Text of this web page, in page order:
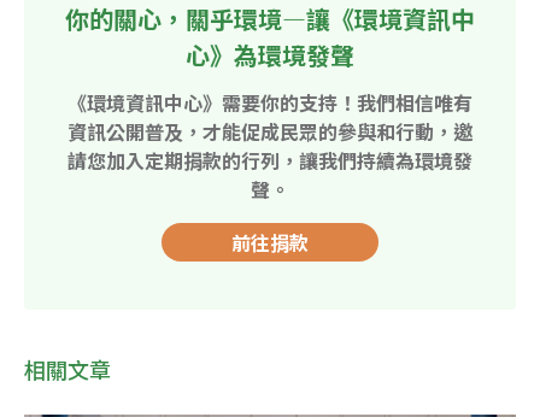
你的關心，關乎環境—讓《環境資訊中
心》為環境發聲
《環境資訊中心》需要你的支持！我們相信唯有
資訊公開普及，才能促成民眾的參與和行動，邀
請您加入定期捐款的行列，讓我們持續為環境發
聲。
前往捐款
相關文章